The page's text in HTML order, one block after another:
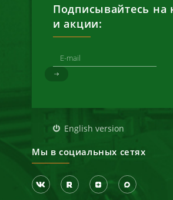
Подписывайтесь на
и акции:
English version
Мы в социальных сетях